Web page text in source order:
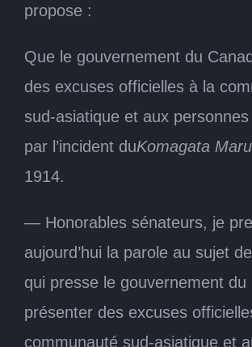
propose :
Que le gouvernement du
des excuses officielles à la
sud-asiatique et aux
par l’incident duKomagata Maru
1914.
— Honorables sénateurs, je
aujourd’hui la parole au sujet
qui presse le gouvernement du
présenter des excuses
communauté sud-asiatique et